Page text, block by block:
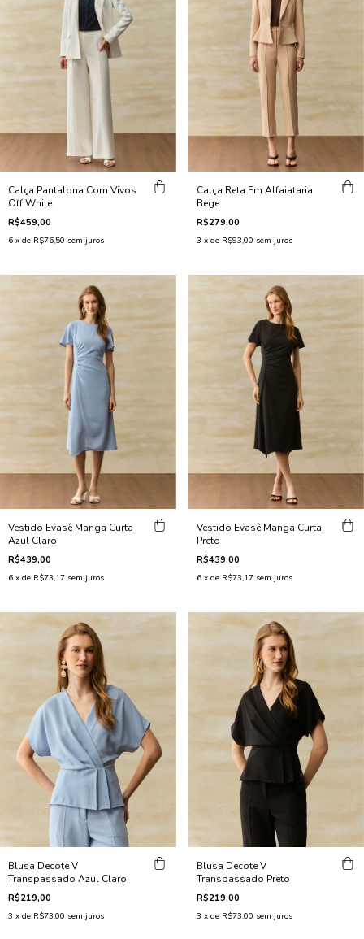
Calça Pantalona Com Vivos
Off White
R$459,00
6 x de R$76,50 sem juros
Calça Reta Em Alfaiataria
Bege
R$279,00
3 x de R$93,00 sem juros
Vestido Evasê Manga Curta
Azul Claro
R$439,00
6 x de R$73,17 sem juros
Vestido Evasê Manga Curta
Preto
R$439,00
6 x de R$73,17 sem juros
Blusa Decote V
Transpassado Azul Claro
R$219,00
3 x de R$73,00 sem juros
Blusa Decote V
Transpassado Preto
R$219,00
3 x de R$73,00 sem juros